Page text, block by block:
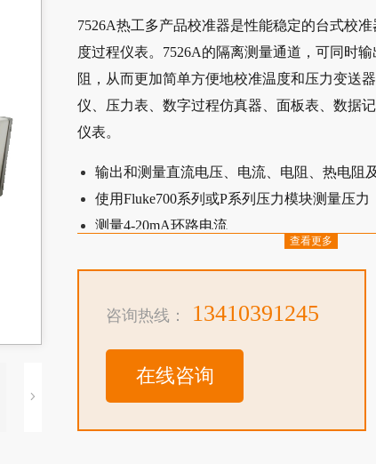
7526A热工多产品校准器是性能稳定的台式校
度过程仪表。7526A的隔离测量通道，可同时
阻，从而更加简单方便地校准温度和压力变送
仪、压力表、数字过程仿真器、面板表、数据
仪表。
输出和测量直流电压、电流、电阻、热电阻
使用Fluke700系列或P系列压力模块测量压力
测量4-20mA环路电流
热敏电阻测量至4 kΩ
兼容MET/CAL®Plus计量校准管理软件
查看更多
咨询热线： 13410391245
在线咨询